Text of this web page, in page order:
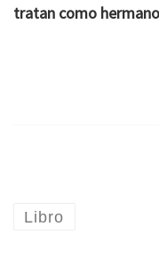
tratan como
Libro